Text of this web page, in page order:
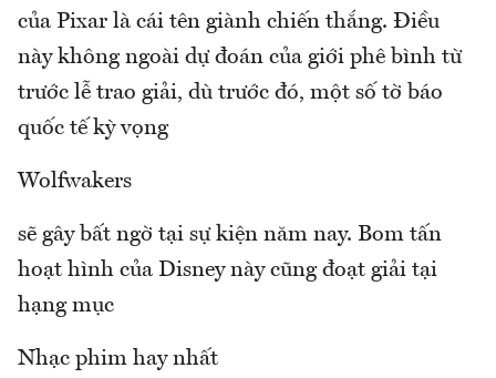
của Pixar là cái tên giành chiến thắng. Điều
này không ngoài dự đoán của giới phê bình từ
trước lễ trao giải, dù trước đó, một số tờ báo
quốc tế kỳ vọng
Wolfwakers
sẽ gây bất ngờ tại sự kiện năm nay. Bom tấn
hoạt hình của Disney này cũng đoạt giải tại
hạng mục
Nhạc phim hay nhất